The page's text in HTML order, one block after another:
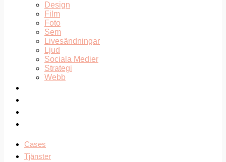
Design
Film
Foto
Sem
Livesändningar
Ljud
Sociala Medier
Strategi
Webb
Cases
Tjänster